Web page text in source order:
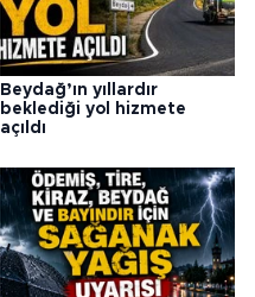
Beydağ’ın yıllardır
beklediği yol hizmete
açıldı